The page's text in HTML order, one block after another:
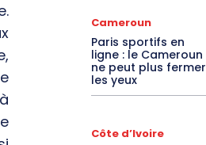
Cameroun
Paris sportifs en
ligne : le Cameroun
ne peut plus fermer
les yeux
Côte d’Ivoire